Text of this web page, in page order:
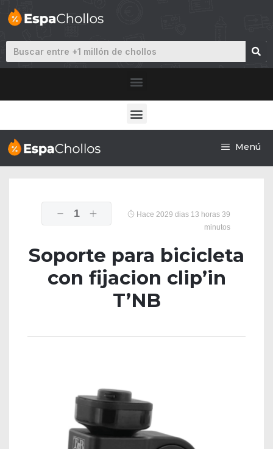
Menú
1
Hace 2029 dias 13 horas 39
minutos
Soporte para bicicleta
con fijacion clip’in
T’NB